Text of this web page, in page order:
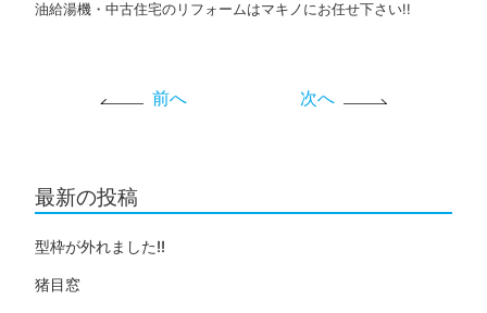
油給湯機・中古住宅のリフォームはマキノにお任せ下さい!!
前へ 次へ
最新の投稿
型枠が外れました!!
猪目窓